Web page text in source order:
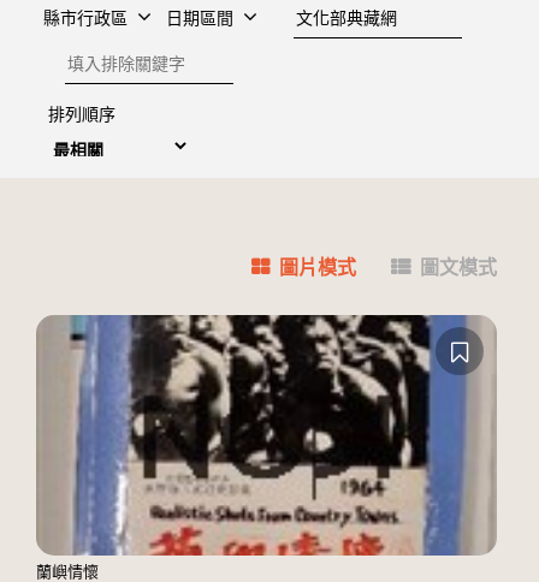
縣市行政區 日期區間
建檔單位
排除關鍵字
排列順序
圖片模式 圖文模式
蘭嶼情懷